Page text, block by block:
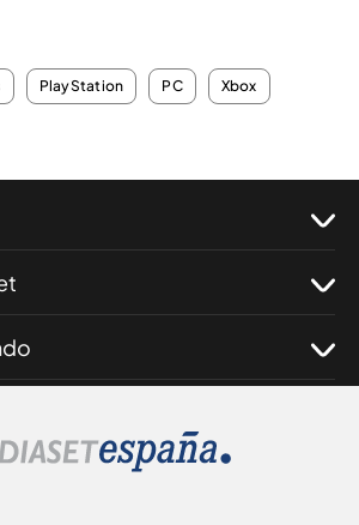
PlayStation PC Xbox